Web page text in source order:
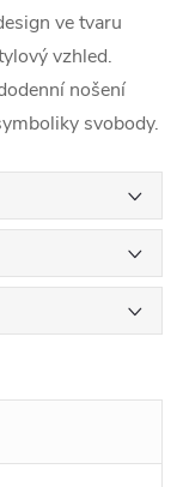
ve tvaru
vzhled.
nošení
svobody.